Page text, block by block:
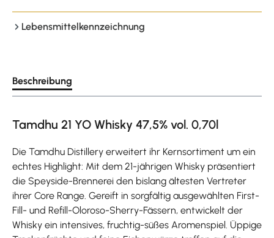
Lebensmittelkennzeichnung
Beschreibung
Tamdhu 21 YO Whisky 47,5% vol. 0,70l
Die Tamdhu Distillery erweitert ihr Kernsortiment um ein
echtes Highlight: Mit dem 21-jährigen Whisky präsentiert
die Speyside-Brennerei den bislang ältesten Vertreter
ihrer Core Range. Gereift in sorgfältig ausgewählten First-
Fill- und Refill-Oloroso-Sherry-Fässern, entwickelt der
Whisky ein intensives, fruchtig-süßes Aromenspiel. Üppige